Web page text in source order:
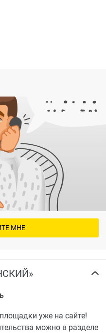
уже на сайте!
можно в разделе
МНЕ